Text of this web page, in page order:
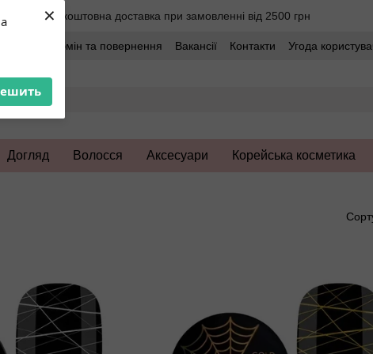
×
Безкоштовна доставка при замовленні від 2500 грн
Обмін та повернення Вакансії Контакти
Угода
Догляд Волосся Аксесуари Корейська косметика